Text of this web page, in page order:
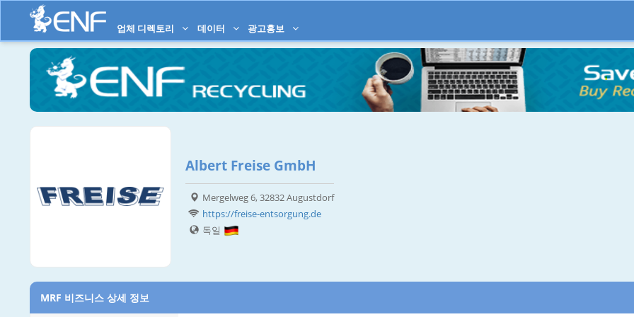
업체 디렉토리 데이터 광고홍보
Albert Freise GmbH
Mergelweg 6, 32832 Augustdorf
https://freise-entsorgung.de
독일
MRF 비즈니스 상세 정보